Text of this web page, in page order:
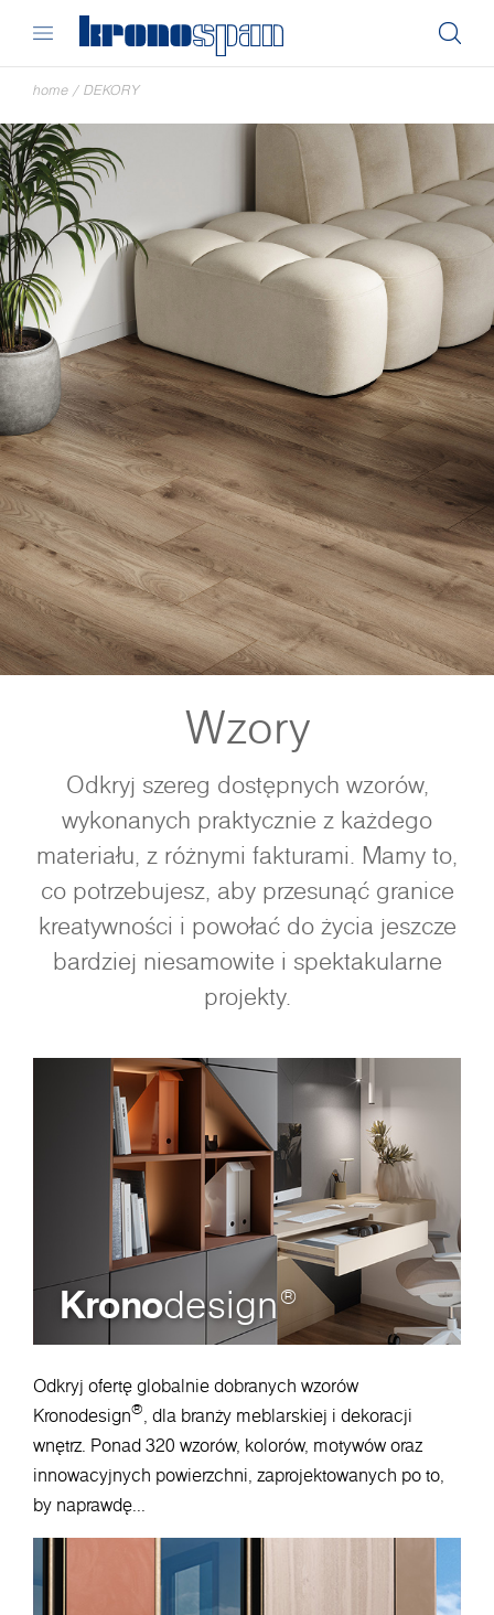
home / DEKORY
Wzory
Odkryj szereg dostępnych wzorów,
wykonanych praktycznie z każdego
materiału, z różnymi fakturami. Mamy to,
co potrzebujesz, aby przesunąć granice
kreatywności i powołać do życia jeszcze
bardziej niesamowite i spektakularne
projekty.
Kronodesign®
Odkryj ofertę globalnie dobranych wzorów
Kronodesign®, dla branży meblarskiej i dekoracji
wnętrz. Ponad 320 wzorów, kolorów, motywów oraz
innowacyjnych powierzchni, zaprojektowanych po to,
by naprawdę...